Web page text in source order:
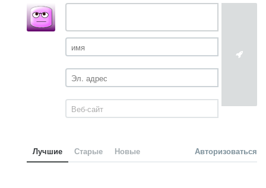
Лучшие Старые Новые Авторизоваться